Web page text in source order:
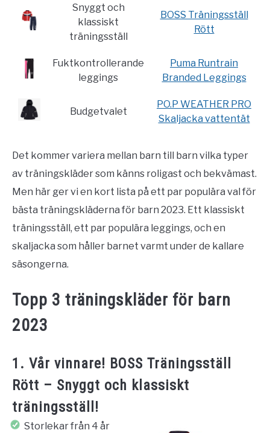
Snyggt och
klassiskt
träningsställ
BOSS Träningsställ
Rött
Fuktkontrollerande
leggings
Puma Runtrain
Branded Leggings
Budgetvalet
PO.P WEATHER PRO
Skaljacka vattentät
Det kommer variera mellan barn till barn vilka typer
av träningskläder som känns roligast och bekvämast.
Men här ger vi en kort lista på ett par populära val för
bästa träningskläderna för barn 2023. Ett klassiskt
träningsställ, ett par populära leggings, och en
skaljacka som håller barnet varmt under de kallare
säsongerna.
Topp 3 träningskläder för barn
2023
1. Vår vinnare! BOSS Träningsställ
Rött – Snyggt och klassiskt
träningsställ!
Storlekar från 4 år